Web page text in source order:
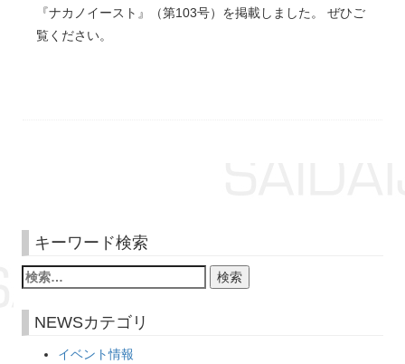
『ナカノイースト』（第103号）を掲載しました。 ぜひご
覧ください。
キーワード検索
NEWSカテゴリ
イベント情報